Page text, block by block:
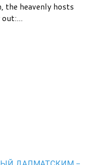
the heavenly hosts